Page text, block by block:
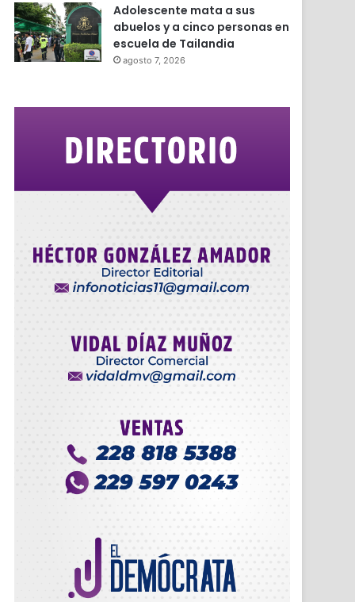
Adolescente mata a sus
abuelos y a cinco personas en
escuela de Tailandia
agosto 7, 2026